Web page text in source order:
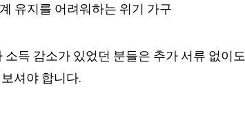
유지를 어려워하는 위기 가구
득 감소가 있었던 분들은 추가 서류 없이
셔야 합니다.